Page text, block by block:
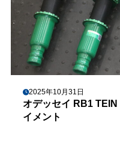
2025年10月31日
オデッセイ RB1
イメント